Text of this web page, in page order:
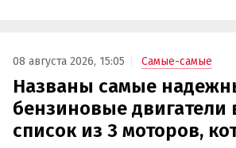
08 августа 2026, 15:05 Самые-самые
Названы самые
бензиновые двигатели
список из 3 моторов,